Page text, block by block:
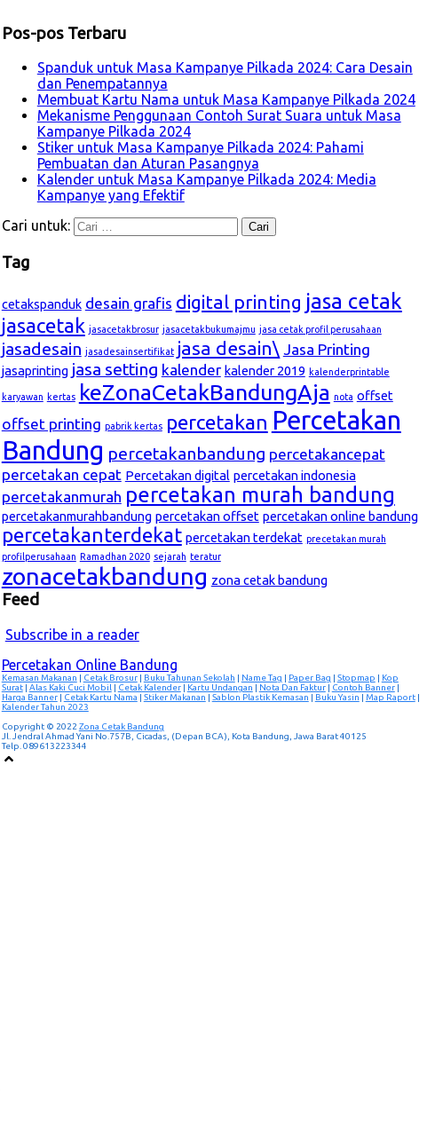
Pos-pos Terbaru
Spanduk untuk Masa Kampanye Pilkada 2024: Cara Desain
dan Penempatannya
Membuat Kartu Nama untuk Masa Kampanye Pilkada 2024
Mekanisme Penggunaan Contoh Surat Suara untuk Masa
Kampanye Pilkada 2024
Stiker untuk Masa Kampanye Pilkada 2024: Pahami
Pembuatan dan Aturan Pasangnya
Kalender untuk Masa Kampanye Pilkada 2024: Media
Kampanye yang Efektif
Cari untuk:
Tag
cetakspanduk desain grafis digital printing jasa cetak
jasacetak jasacetakbrosur jasacetakbukumajmu jasa cetak profil perusahaan
jasadesain jasadesainsertifikat jasa desain\ Jasa Printing
jasaprinting jasa setting kalender kalender 2019 kalenderprintable
karyawan kertas keZonaCetakBandungAja nota offset
offset printing pabrik kertas percetakan Percetakan
Bandung percetakanbandung percetakancepat
percetakan cepat Percetakan digital percetakan indonesia
percetakanmurah percetakan murah bandung
percetakanmurahbandung percetakan offset percetakan online bandung
percetakanterdekat percetakan terdekat precetakan murah
profilperusahaan Ramadhan 2020 sejarah teratur
zonacetakbandung zona cetak bandung
Feed
Subscribe in a reader
Percetakan Online Bandung
Kemasan Makanan | Cetak Brosur| Buku Tahunan Sekolah | Name Tag | Paper Bag | Stopmap | Kop
Surat| Alas Kaki Cuci Mobil | Cetak Kalender| Kartu Undangan | Nota Dan Faktur| Contoh Banner|
Harga Banner| Cetak Kartu Nama | Stiker Makanan | Sablon Plastik Kemasan | Buku Yasin | Map Raport|
Kalender Tahun 2023
Copyright © 2022 Zona Cetak Bandung
Jl. Jendral Ahmad Yani No.757B, Cicadas, (Depan BCA), Kota Bandung, Jawa Barat 40125
Telp. 089613223344